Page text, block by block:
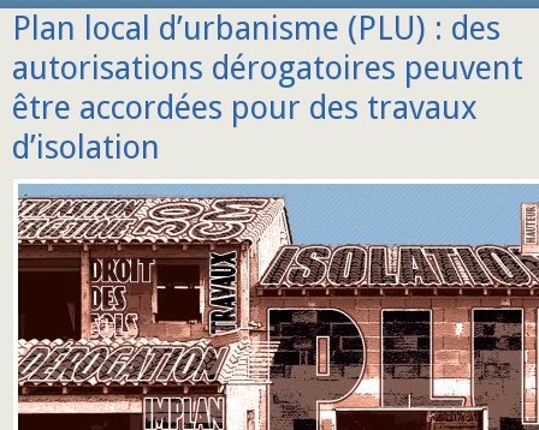
Plan local d’urbanisme (PLU) : des
autorisations dérogatoires peuvent
être accordées pour des travaux
d’isolation